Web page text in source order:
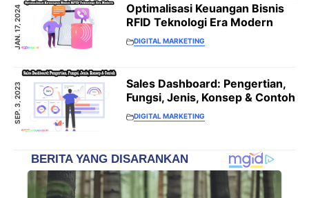
JAN. 17, 2024
Optimalisasi Keuangan Bisnis
RFID Teknologi Era Modern
DIGITAL MARKETING
SEP. 3, 2023
Sales Dashboard: Pengertian,
Fungsi, Jenis, Konsep & Contoh
DIGITAL MARKETING